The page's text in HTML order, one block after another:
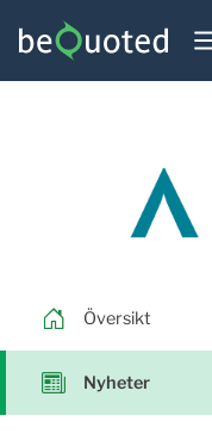
Översikt
Nyheter